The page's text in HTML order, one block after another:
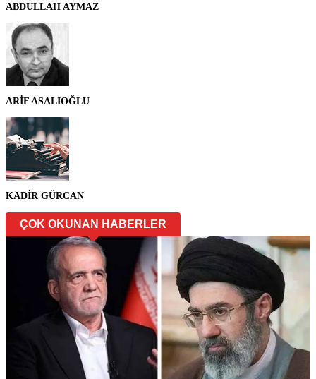
ABDULLAH AYMAZ
ARİF ASALIOĞLU
KADİR GÜRCAN
ÇOK OKUNAN HABERLER